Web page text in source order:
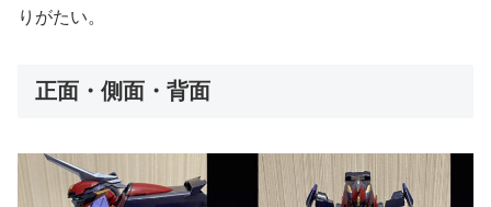
りがたい。
正面・側面・背面